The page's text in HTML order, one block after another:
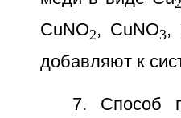
2
CuNO2, CuNO3,
добавляют к
7. Способ